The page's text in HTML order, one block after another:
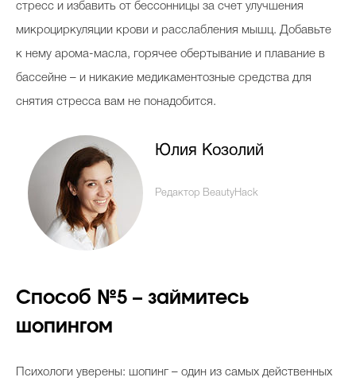
стресс и избавить от бессонницы за счет улучшения
микроциркуляции крови и расслабления мышц. Добавьте
к нему арома-масла, горячее обертывание и плавание в
бассейне – и никакие медикаментозные средства для
снятия стресса вам не понадобится.
Юлия Козолий
Редактор BeautyHack
Способ №5 – займитесь
шопингом
Психологи уверены: шопинг – один из самых действенных